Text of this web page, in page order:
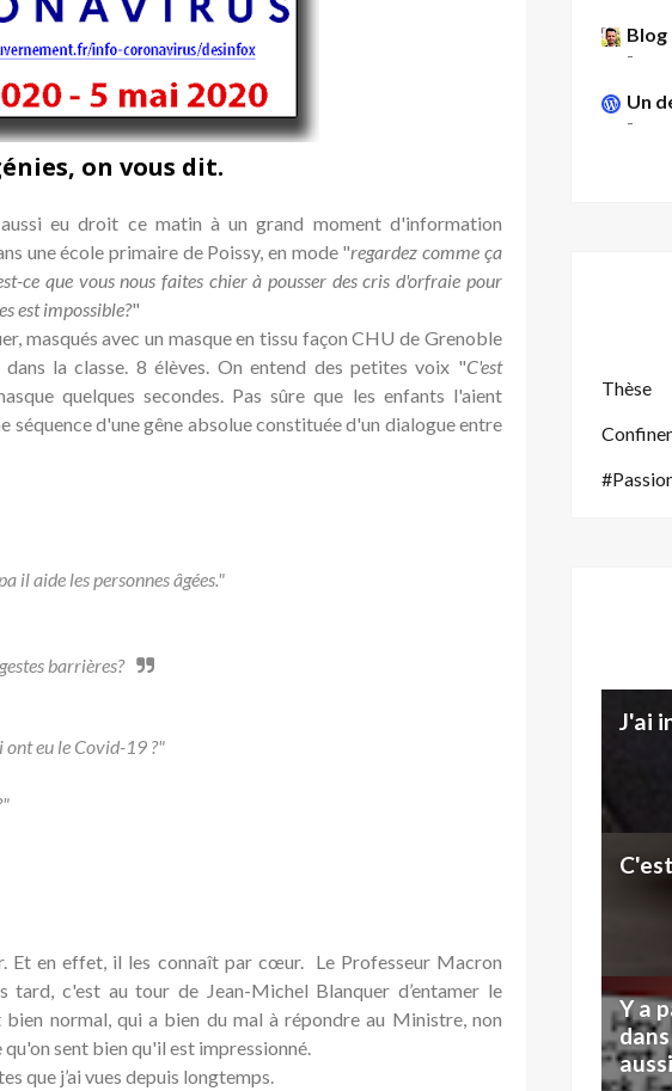
on vous dit.
eu droit ce matin à un grand moment d'information
une école primaire de Poissy, en mode "regardez comme ça
ce que vous nous faites chier à pousser des cris d'orfraie pour
est impossible?"
masqués avec un masque en tissu façon CHU de Grenoble
la classe. 8 élèves. On entend des petites voix "C'est
quelques secondes. Pas sûre que les enfants l'aient
séquence d'une gêne absolue constituée d'un dialogue entre
il aide les personnes âgées."
barrières?
ont eu le Covid-19 ?"
Et en effet, il les connaît par cœur. Le Professeur Macron
tard, c'est au tour de Jean-Michel Blanquer d’entamer le
normal, qui a bien du mal à répondre au Ministre, non
sent bien qu'il est impressionné.
que j’ai vues depuis longtemps.
Blog
-
Un
-
Thèse
J'ai
Y a